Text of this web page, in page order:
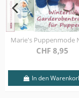
Marie's Babymode
CHF 8,95
In den